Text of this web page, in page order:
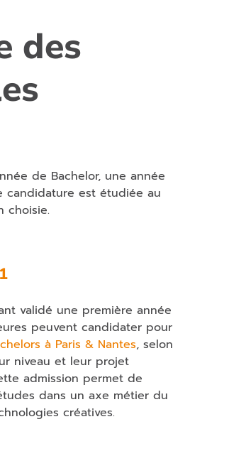
des
de Bachelor, une année
candidature est étudiée au
choisie.
validé une première année
peuvent candidater pour
à Paris & Nantes, selon
niveau et leur projet
admission permet de
dans un axe métier du
créatives.